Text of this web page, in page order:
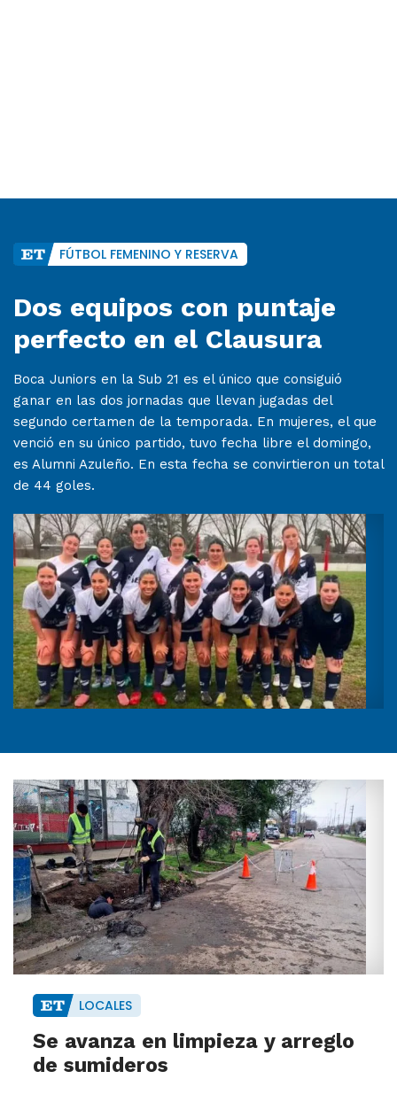
FÚTBOL FEMENINO Y RESERVA
Dos equipos con puntaje
perfecto en el Clausura
Boca Juniors en la Sub 21 es el único que consiguió
ganar en las dos jornadas que llevan jugadas del
segundo certamen de la temporada. En mujeres, el que
venció en su único partido, tuvo fecha libre el domingo,
es Alumni Azuleño. En esta fecha se convirtieron un total
de 44 goles.
LOCALES
Se avanza en limpieza y arreglo
de sumideros